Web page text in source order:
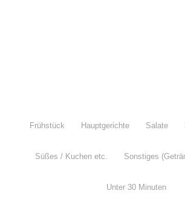
Frühstück Hauptgerichte Salate
Süßes / Kuchen etc. Sonstiges
Unter 30 Minuten
vegetarisch, glutenfrei, einfach und